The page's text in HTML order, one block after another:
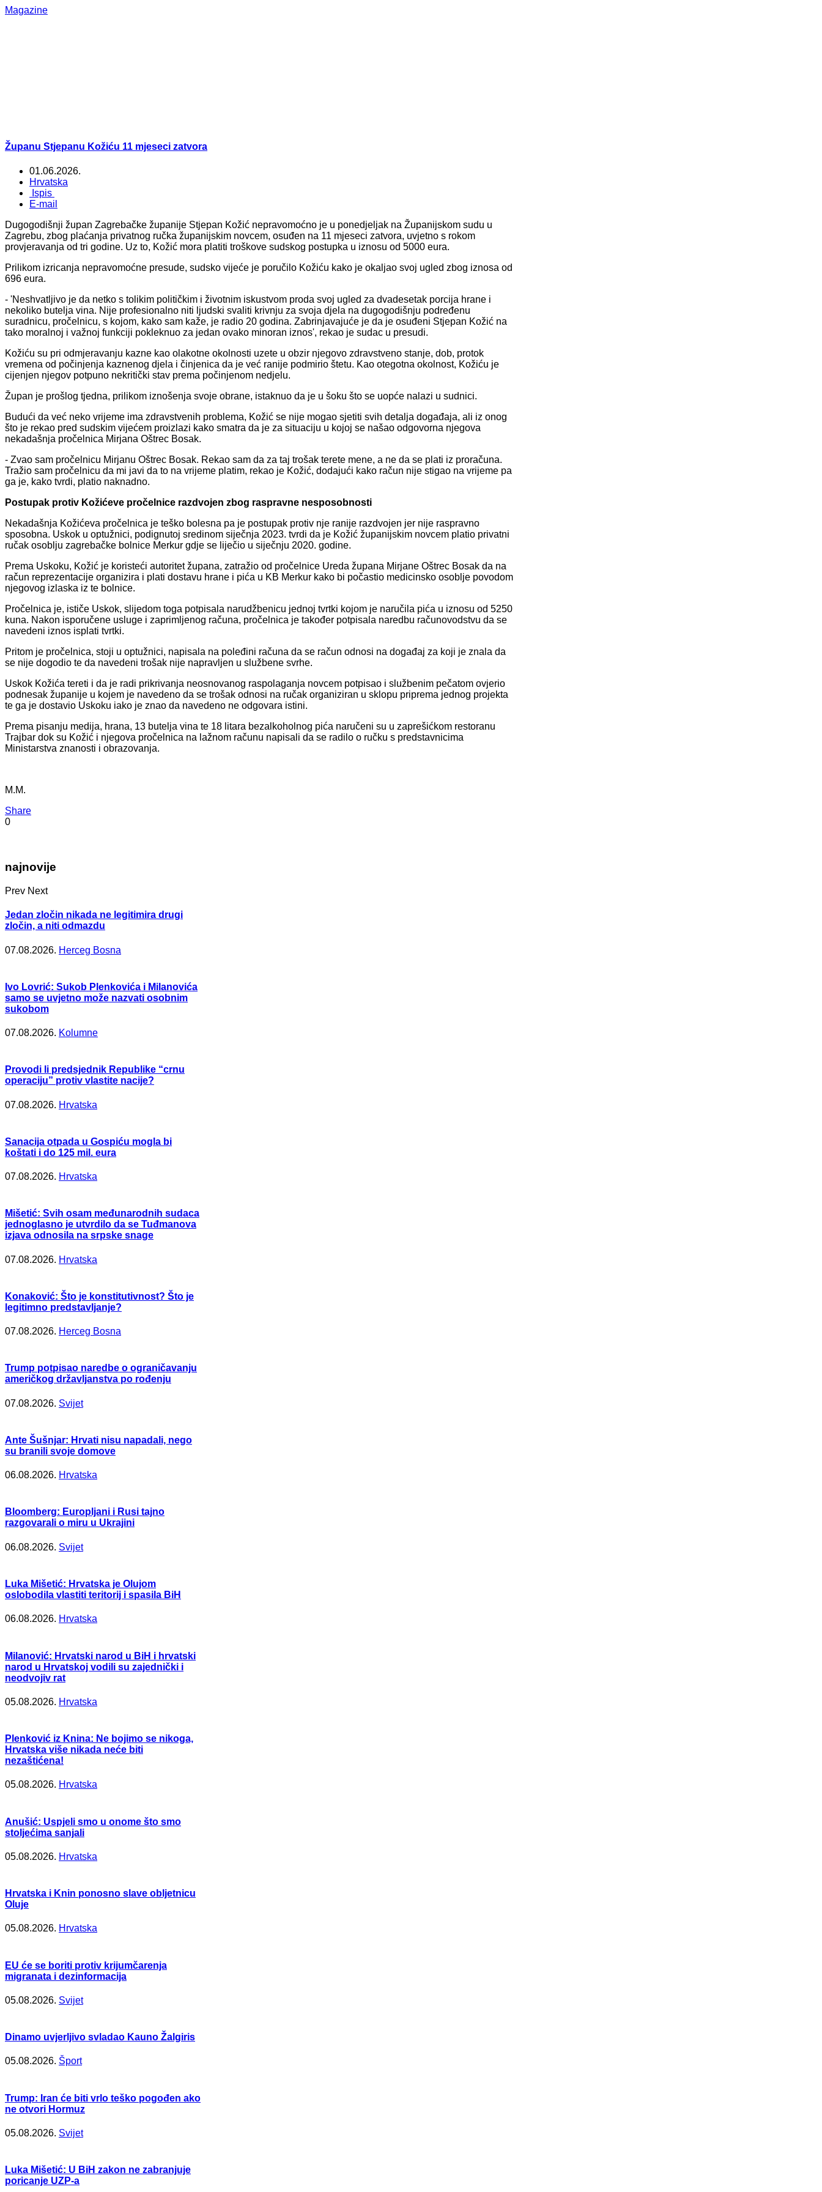
Magazine
Županu Stjepanu Kožiću 11 mjeseci zatvora
01.06.2026.
Hrvatska
Ispis
E-mail
Dugogodišnji župan Zagrebačke županije Stjepan Kožić nepravomoćno je u ponedjeljak na Županijskom sudu u
Zagrebu, zbog plaćanja privatnog ručka županijskim novcem, osuđen na 11 mjeseci zatvora, uvjetno s rokom
provjeravanja od tri godine. Uz to, Kožić mora platiti troškove sudskog postupka u iznosu od 5000 eura.
Prilikom izricanja nepravomoćne presude, sudsko vijeće je poručilo Kožiću kako je okaljao svoj ugled zbog iznosa od
696 eura.
- 'Neshvatljivo je da netko s tolikim političkim i životnim iskustvom proda svoj ugled za dvadesetak porcija hrane i
nekoliko butelja vina. Nije profesionalno niti ljudski svaliti krivnju za svoja djela na dugogodišnju podređenu
suradnicu, pročelnicu, s kojom, kako sam kaže, je radio 20 godina. Zabrinjavajuće je da je osuđeni Stjepan Kožić na
tako moralnoj i važnoj funkciji pokleknuo za jedan ovako minoran iznos', rekao je sudac u presudi.
Kožiću su pri odmjeravanju kazne kao olakotne okolnosti uzete u obzir njegovo zdravstveno stanje, dob, protok
vremena od počinjenja kaznenog djela i činjenica da je već ranije podmirio štetu. Kao otegotna okolnost, Kožiću je
cijenjen njegov potpuno nekritički stav prema počinjenom nedjelu.
Župan je prošlog tjedna, prilikom iznošenja svoje obrane, istaknuo da je u šoku što se uopće nalazi u sudnici.
Budući da već neko vrijeme ima zdravstvenih problema, Kožić se nije mogao sjetiti svih detalja događaja, ali iz onog
što je rekao pred sudskim vijećem proizlazi kako smatra da je za situaciju u kojoj se našao odgovorna njegova
nekadašnja pročelnica Mirjana Oštrec Bosak.
- Zvao sam pročelnicu Mirjanu Oštrec Bosak. Rekao sam da za taj trošak terete mene, a ne da se plati iz proračuna.
Tražio sam pročelnicu da mi javi da to na vrijeme platim, rekao je Kožić, dodajući kako račun nije stigao na vrijeme pa
ga je, kako tvrdi, platio naknadno.
Postupak protiv Kožićeve pročelnice razdvojen zbog raspravne nesposobnosti
Nekadašnja Kožićeva pročelnica je teško bolesna pa je postupak protiv nje ranije razdvojen jer nije raspravno
sposobna. Uskok u optužnici, podignutoj sredinom siječnja 2023. tvrdi da je Kožić županijskim novcem platio privatni
ručak osoblju zagrebačke bolnice Merkur gdje se liječio u siječnju 2020. godine.
Prema Uskoku, Kožić je koristeći autoritet župana, zatražio od pročelnice Ureda župana Mirjane Oštrec Bosak da na
račun reprezentacije organizira i plati dostavu hrane i pića u KB Merkur kako bi počastio medicinsko osoblje povodom
njegovog izlaska iz te bolnice.
Pročelnica je, ističe Uskok, slijedom toga potpisala narudžbenicu jednoj tvrtki kojom je naručila pića u iznosu od 5250
kuna. Nakon isporučene usluge i zaprimljenog računa, pročelnica je također potpisala naredbu računovodstvu da se
navedeni iznos isplati tvrtki.
Pritom je pročelnica, stoji u optužnici, napisala na poleđini računa da se račun odnosi na događaj za koji je znala da
se nije dogodio te da navedeni trošak nije napravljen u službene svrhe.
Uskok Kožića tereti i da je radi prikrivanja neosnovanog raspolaganja novcem potpisao i službenim pečatom ovjerio
podnesak županije u kojem je navedeno da se trošak odnosi na ručak organiziran u sklopu priprema jednog projekta
te ga je dostavio Uskoku iako je znao da navedeno ne odgovara istini.
Prema pisanju medija, hrana, 13 butelja vina te 18 litara bezalkoholnog pića naručeni su u zaprešićkom restoranu
Trajbar dok su Kožić i njegova pročelnica na lažnom računu napisali da se radilo o ručku s predstavnicima
Ministarstva znanosti i obrazovanja.
M.M.
Share
0
najnovije
Prev Next
Jedan zločin nikada ne legitimira drugi
zločin, a niti odmazdu
07.08.2026. Herceg Bosna
Ivo Lovrić: Sukob Plenkovića i Milanovića
samo se uvjetno može nazvati osobnim
sukobom
07.08.2026. Kolumne
Provodi li predsjednik Republike “crnu
operaciju” protiv vlastite nacije?
07.08.2026. Hrvatska
Sanacija otpada u Gospiću mogla bi
koštati i do 125 mil. eura
07.08.2026. Hrvatska
Mišetić: Svih osam međunarodnih sudaca
jednoglasno je utvrdilo da se Tuđmanova
izjava odnosila na srpske snage
07.08.2026. Hrvatska
Konaković: Što je konstitutivnost? Što je
legitimno predstavljanje?
07.08.2026. Herceg Bosna
Trump potpisao naredbe o ograničavanju
američkog državljanstva po rođenju
07.08.2026. Svijet
Ante Šušnjar: Hrvati nisu napadali, nego
su branili svoje domove
06.08.2026. Hrvatska
Bloomberg: Europljani i Rusi tajno
razgovarali o miru u Ukrajini
06.08.2026. Svijet
Luka Mišetić: Hrvatska je Olujom
oslobodila vlastiti teritorij i spasila BiH
06.08.2026. Hrvatska
Milanović: Hrvatski narod u BiH i hrvatski
narod u Hrvatskoj vodili su zajednički i
neodvojiv rat
05.08.2026. Hrvatska
Plenković iz Knina: Ne bojimo se nikoga,
Hrvatska više nikada neće biti
nezaštićena!
05.08.2026. Hrvatska
Anušić: Uspjeli smo u onome što smo
stoljećima sanjali
05.08.2026. Hrvatska
Hrvatska i Knin ponosno slave obljetnicu
Oluje
05.08.2026. Hrvatska
EU će se boriti protiv krijumčarenja
migranata i dezinformacija
05.08.2026. Svijet
Dinamo uvjerljivo svladao Kauno Žalgiris
05.08.2026. Šport
Trump: Iran će biti vrlo teško pogođen ako
ne otvori Hormuz
05.08.2026. Svijet
Luka Mišetić: U BiH zakon ne zabranjuje
poricanje UZP-a